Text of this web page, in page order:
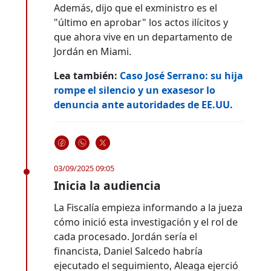
Además, dijo que el exministro es el
"último en aprobar" los actos ilícitos y
que ahora vive en un departamento de
Jordán en Miami.
Lea también: Caso José Serrano: su hija
rompe el silencio y un exasesor lo
denuncia ante autoridades de EE.UU.
03/09/2025 09:05
Inicia la audiencia
La Fiscalía empieza informando a la jueza
cómo inició esta investigación y el rol de
cada procesado. Jordán sería el
financista, Daniel Salcedo habría
ejecutado el seguimiento, Aleaga ejerció